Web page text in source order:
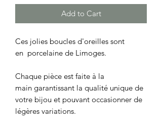
Add to Cart
Ces jolies boucles d'oreilles sont
en porcelaine de Limoges.
Chaque pièce est faite à la
main garantissant la qualité unique de
votre bijou et pouvant occasionner de
légères variations.